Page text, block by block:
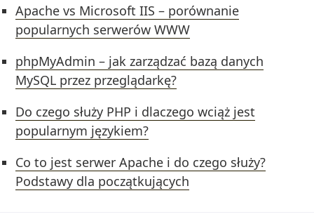
Apache vs Microsoft IIS – porównanie
popularnych serwerów WWW
phpMyAdmin – jak zarządzać bazą danych
MySQL przez przeglądarkę?
Do czego służy PHP i dlaczego wciąż jest
popularnym językiem?
Co to jest serwer Apache i do czego służy?
Podstawy dla początkujących